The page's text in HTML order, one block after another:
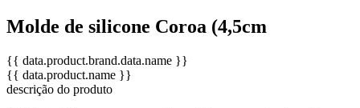
Molde de silicone Coroa (4,5cm
{{ data.product.brand.data.name }}
{{ data.product.name }}
descrição do produto